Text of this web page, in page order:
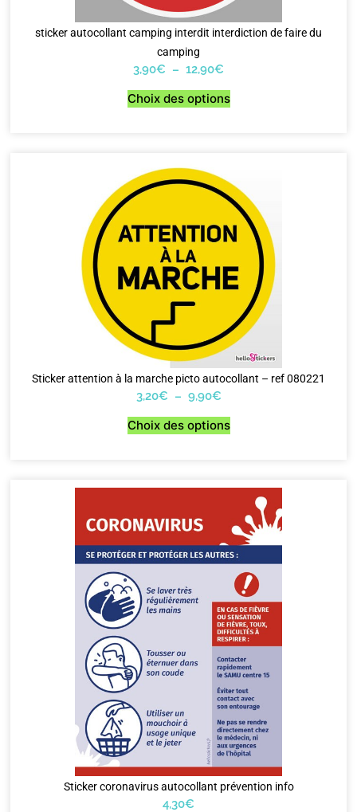
sticker autocollant camping interdit interdiction de faire du
camping
3,90€ – 12,90€
Choix des options
Sticker attention à la marche picto autocollant – ref 080221
3,20€ – 9,90€
Choix des options
Sticker coronavirus autocollant prévention info
4,30€